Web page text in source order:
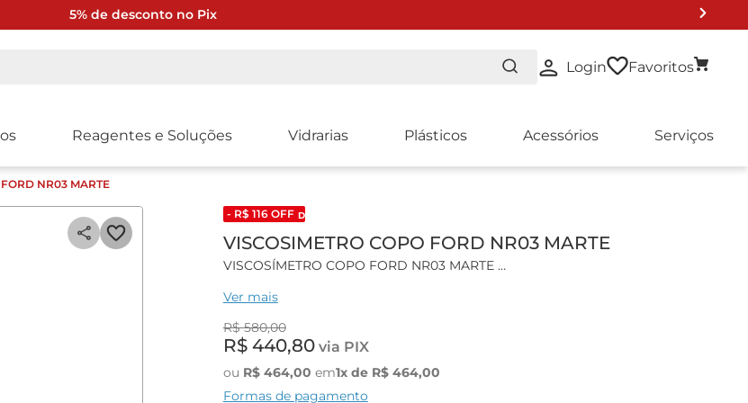
5% de desconto no Pix
Login Favoritos
Reagentes e Soluções Vidrarias Plásticos Acessórios Serviços
NR03 MARTE
- R$ 116OFF DESCONTO DE LISTA 2024
VISCOSIMETRO COPO FORD NR03 MARTE
VISCOSÍMETRO COPO FORD NR03 MARTE
Características gerais:
Indicado para determinações rápidas de viscosidade cinemática de diversos
produtos como tintas, vernizes, resinas e outros líquidos com propriedades
newtonianas.
Ver mais
R$ 580,00
R$ 440,80via PIX
ou R$ 464,00 em1x de R$ 464,00
Formas de pagamento